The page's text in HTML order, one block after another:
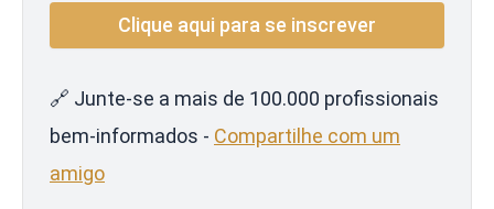
🔗 Junte-se a mais de 100.000 profissionais
bem-informados - Compartilhe com um
amigo